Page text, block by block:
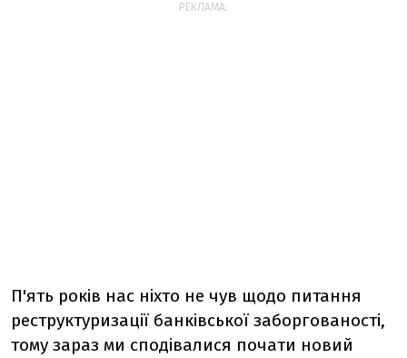
РЕКЛАМА:
П'ять років нас ніхто не чув щодо питання
реструктуризації банківської заборгованості,
тому зараз ми сподівалися почати новий